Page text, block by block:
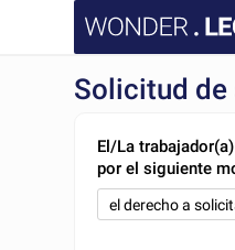
Solicitud
El/La
por el siguiente